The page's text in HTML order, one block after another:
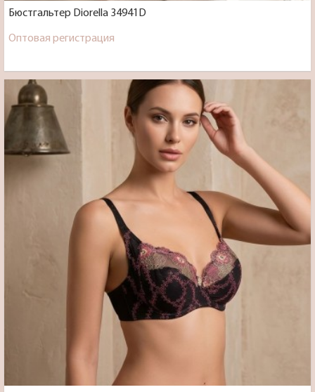
Бюстгальтер Diorella 34941D
Оптовая регистрация